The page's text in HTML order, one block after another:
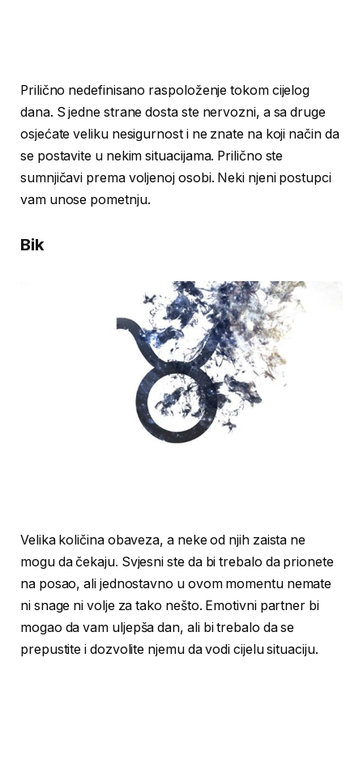
Prilično nedefinisano raspoloženje tokom cijelog
dana. S jedne strane dosta ste nervozni, a sa druge
osjećate veliku nesigurnost i ne znate na koji način da
se postavite u nekim situacijama. Prilično ste
sumnjičavi prema voljenoj osobi. Neki njeni postupci
vam unose pometnju.
Bik
Velika količina obaveza, a neke od njih zaista ne
mogu da čekaju. Svjesni ste da bi trebalo da prionete
na posao, ali jednostavno u ovom momentu nemate
ni snage ni volje za tako nešto. Emotivni partner bi
mogao da vam uljepša dan, ali bi trebalo da se
prepustite i dozvolite njemu da vodi cijelu situaciju.